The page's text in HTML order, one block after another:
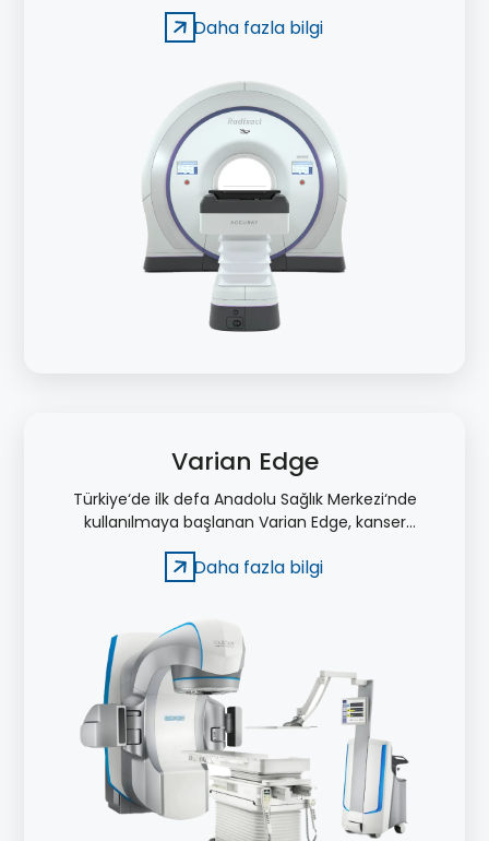
Daha fazla bilgi
Varian Edge
Türkiye‘de ilk defa Anadolu Sağlık Merkezi‘nde
kullanılmaya başlanan Varian Edge, kanser
arada kullanıldığı radyoterapi cihazlarından biri.
Daha fazla bilgi